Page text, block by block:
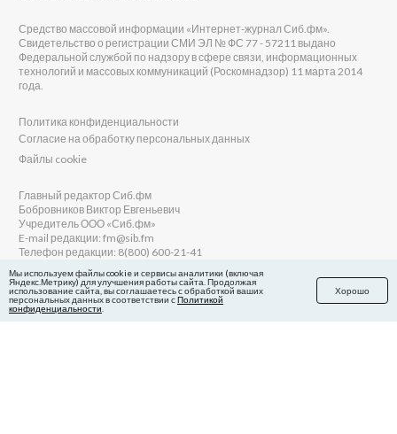
Средство массовой информации «Интернет-журнал Сиб.фм».
Свидетельство о регистрации СМИ ЭЛ № ФС 77 - 57211 выдано
Федеральной службой по надзору в сфере связи, информационных
технологий и массовых коммуникаций (Роскомнадзор) 11 марта 2014
года.
Политика конфиденциальности
Согласие на обработку персональных данных
Файлы cookie
Главный редактор Сиб.фм
Бобровников Виктор Евгеньевич
Учредитель ООО «Сиб.фм»
E-mail редакции: fm@sib.fm
Телефон редакции: 8(800) 600-21-41
Сайт разработан и поддерживается Технодзен
Мы используем файлы cookie и сервисы аналитики (включая
Яндекс.Метрику) для улучшения работы сайта. Продолжая
использование сайта, вы соглашаетесь с обработкой ваших
персональных данных в соответствии сПолитикой
конфиденциальности
Хорошо